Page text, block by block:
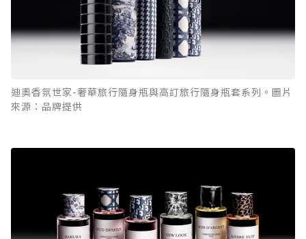
迪奧香氛世家-奢華旅行隨身瓶與高訂旅行隨身瓶套系列。圖片
來源：品牌提供